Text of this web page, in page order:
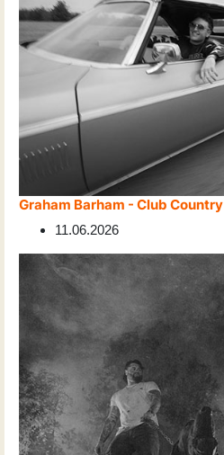
Graham Barham - Club Country
11.06.2026